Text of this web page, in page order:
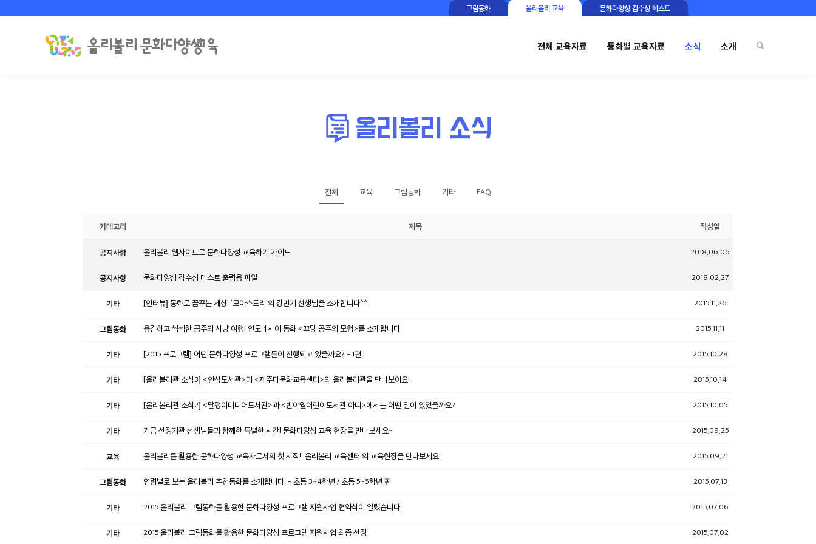
그림동화 올리볼리 교육 문화다양성 감수성 테스트
전체 교육자료 동화별 교육자료 소식 소개
전체 교육 그림동화 기타 FAQ
카테고리 제목 작성일
공지사항 올리볼리 웹사이트로 문화다양성 교육하기 가이드 2018.06.06
공지사항 문화다양성 감수성 테스트 출력용 파일 2018.02.27
기타 [인터뷰] 동화로 꿈꾸는 세상! '모아스토리'의 강민기 선생님을 소개합니다^^ 2015.11.26
그림동화 용감하고 씩씩한 공주의 사냥 여행! 인도네시아 동화 <끄망 공주의 모험>를 소개합니다 2015.11.11
기타 [2015 프로그램] 어떤 문화다양성 프로그램들이 진행되고 있을까요? - 1편 2015.10.28
기타 [올리볼리관 소식3] <안심도서관>과 <제주다문화교육센터>의 올리볼리관을 만나보아요! 2015.10.14
기타 [올리볼리관 소식2] <달팽이미디어도서관>과 <반야월어린이도서관 아띠>에서는 어떤 일이 있었을까요? 2015.10.05
기타 기금 선정기관 선생님들과 함께한 특별한 시간! 문화다양성 교육 현장을 만나보세요~ 2015.09.25
교육 올리볼리를 활용한 문화다양성 교육자로서의 첫 시작! '올리볼리 교육센터'의 교육현장을 만나보세요! 2015.09.21
그림동화 연령별로 보는 올리볼리 추천동화를 소개합니다! - 초등 3~4학년 / 초등 5~6학년 편 2015.07.13
기타 2015 올리볼리 그림동화를 활용한 문화다양성 프로그램 지원사업 협약식이 열렸습니다 2015.07.06
기타 2015 올리볼리 그림동화를 활용한 문화다양성 프로그램 지원사업 최종 선정 2015.07.02